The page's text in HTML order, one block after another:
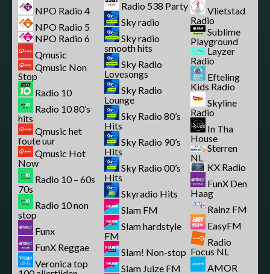
NPO Radio 4
NPO Radio 5
NPO Radio 6
Qmusic
Qmusic Non
Stop
Radio 10
Radio 10 80’s
hits
Qmusic het
foute uur
Qmusic Hot
Now
Radio 10 – 60s
70s
Radio 10 non
stop
Funx
FunX Reggae
Veronica top
Radio 538 Party
Sky radio
Sky radio
smooth hits
Sky Radio
Lovesongs
Sky Radio
Lounge
Sky Radio 80’s
Hits
Sky Radio 90’s
Hits
Sky Radio 00’s
Hits
Skyradio Hits
Slam FM
Slam hardstyle
FM
Slam! Non-stop
Slam Juize FM
Vlietstad
Radio
Sublime
Playground
Layzer
Radio
Efteling
Kids Radio
Skyline
Radio
In Tha
House
Sterren
NL
KX Radio
FunX Den
Haag
Rainz FM
EasyFM
Radio
Focus NL
AMOR